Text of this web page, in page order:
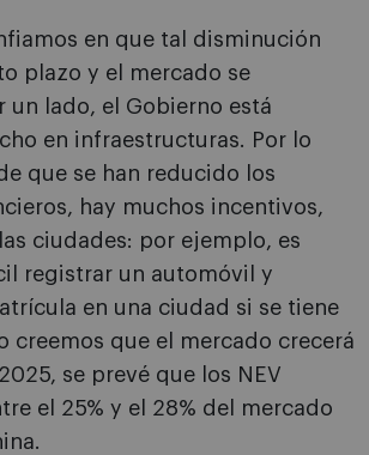
en que tal disminución
plazo y el mercado se
un lado, el Gobierno está
en infraestructuras. Por lo
que se han reducido los
hay muchos incentivos,
ciudades: por ejemplo, es
registrar un automóvil y
en una ciudad si se tiene
creemos que el mercado crecerá
se prevé que los NEV
el 25% y el 28% del mercado